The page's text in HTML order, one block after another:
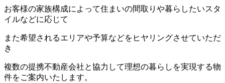
お客様の家族構成によって住まいの間取りや暮らしたいスタ
イルなどに応じて
また希望されるエリアや予算などをヒヤリングさせていただ
き
複数の提携不動産会社と協力して理想の暮らしを実現する物
件をご案内いたします。